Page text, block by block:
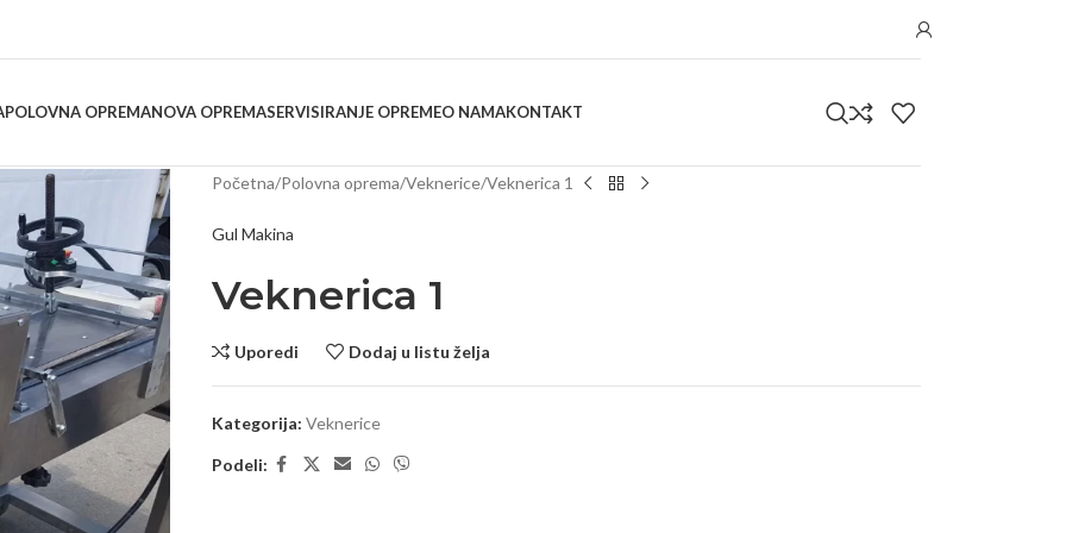
POLOVNA OPREMANOVA OPREMASERVISIRANJE OPREMEO NAMAKONTAKT
Početna Polovna oprema Veknerice Veknerica 1
Gul Makina
Veknerica 1
Uporedi Dodaj u listu želja
Kategorija: Veknerice
Podeli: